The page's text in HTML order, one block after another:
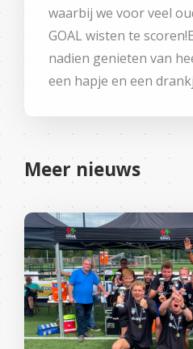
waarbij we voor veel
GOAL wisten te
nadien genieten van
een hapje en een
Meer nieuws